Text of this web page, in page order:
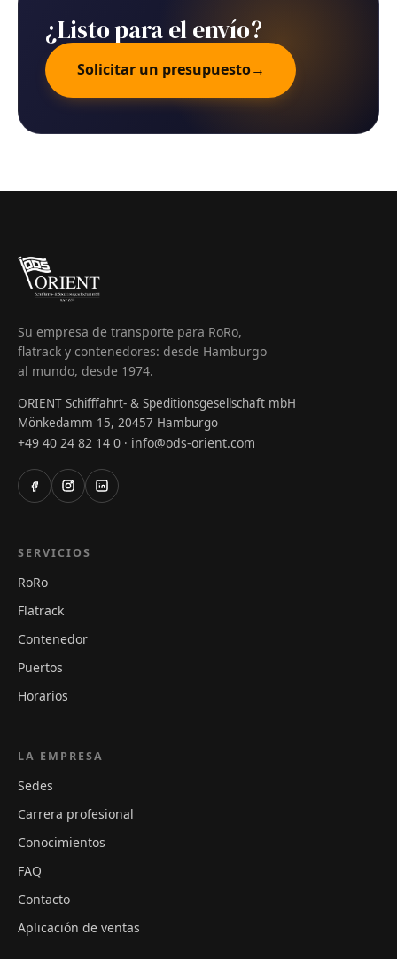
¿Listo para el envío?
Solicitar un presupuesto→
Su empresa de transporte para RoRo,
flatrack y contenedores: desde Hamburgo
al mundo, desde 1974.
ORIENT Schifffahrt- & Speditionsgesellschaft mbH
Mönkedamm 15, 20457 Hamburgo
+49 40 24 82 14 0 · info@ods-orient.com
SERVICIOS
RoRo
Flatrack
Contenedor
Puertos
Horarios
LA EMPRESA
Sedes
Carrera profesional
Conocimientos
FAQ
Contacto
Aplicación de ventas